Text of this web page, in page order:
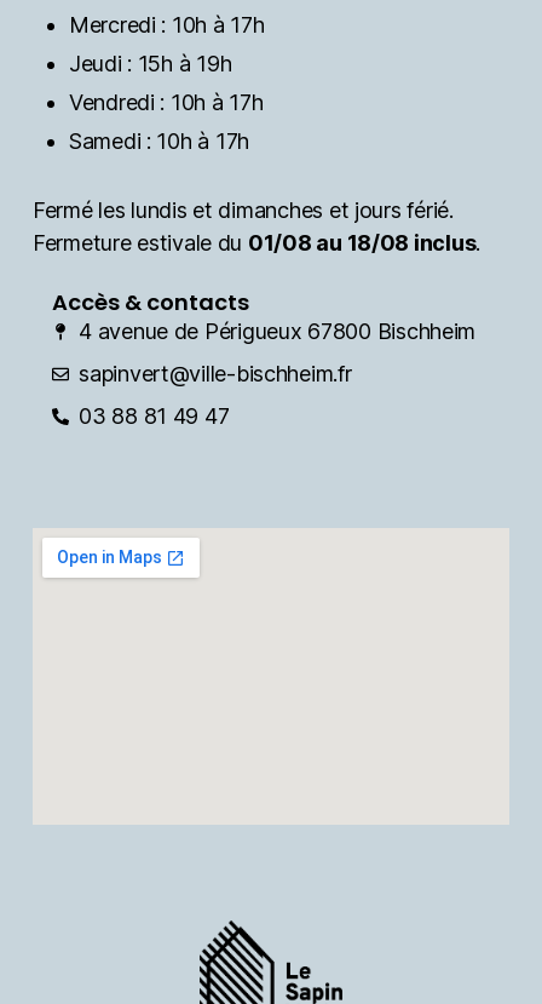
Mercredi : 10h à 17h
Jeudi : 15h à 19h
Vendredi : 10h à 17h
Samedi : 10h à 17h
Fermé les lundis et dimanches et jours férié.
Fermeture estivale du 01/08 au 18/08 inclus.
Accès & contacts
4 avenue de Périgueux 67800 Bischheim
sapinvert@ville-bischheim.fr
03 88 81 49 47